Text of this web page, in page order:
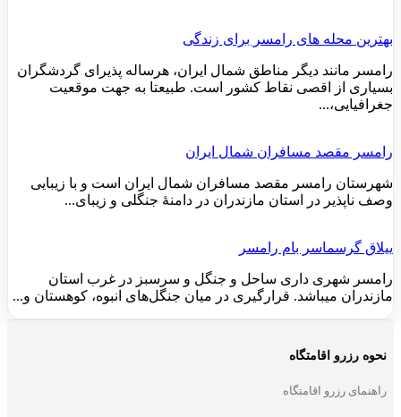
بهترین محله های رامسر برای زندگی
رامسر مانند دیگر مناطق شمال ایران، هرساله پذیرای گردشگران
بسیاری از اقصی نقاط کشور است. طبیعتا به جهت موقعیت
جغرافیایی،...
رامسر مقصد مسافران شمال ایران
شهرستان رامسر مقصد مسافران شمال ایران است و با زیبایی
وصف ناپذیر در استان مازندران در دامنهٔ جنگلی و زیبای...
ییلاق گرسماسر بام رامسر
رامسر شهری داری ساحل و جنگل و سرسبز در غرب استان
مازندران میباشد. قرارگیری در میان جنگل‌های انبوه، کوهستان و...
نحوه رزرو اقامتگاه
راهنمای رزرو اقامتگاه